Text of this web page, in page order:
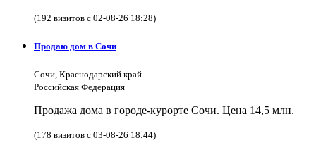
(192 визитов с 02-08-26 18:28)
Продаю дом в Сочи
Сочи, Краснодарский край
Российская Федерация
Продажа дома в городе-курорте Сочи. Цена 14,5 млн.
(178 визитов с 03-08-26 18:44)